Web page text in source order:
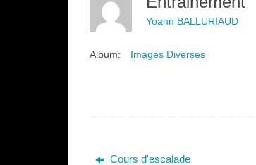
Yoann BALLURIAUD
Album: Images Diverses
Cours d'escalade